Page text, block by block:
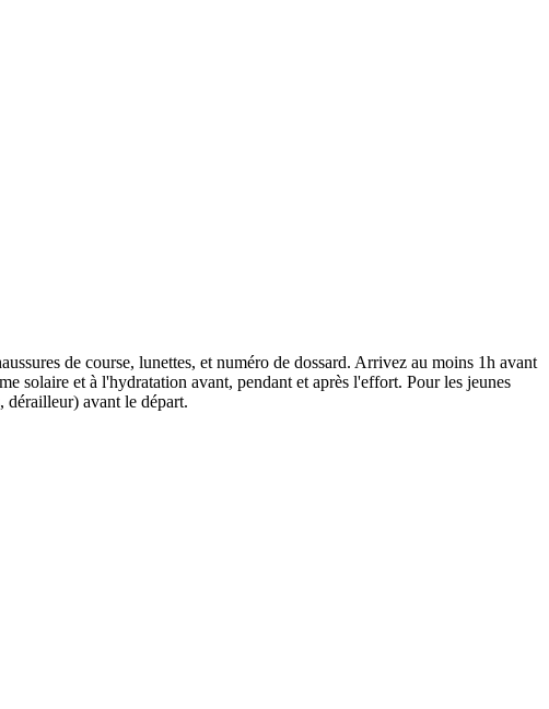
de course, lunettes, et numéro de dossard. Arrivez au moins 1h avant
solaire et à l'hydratation avant, pendant et après l'effort. Pour les jeunes
dérailleur) avant le départ.